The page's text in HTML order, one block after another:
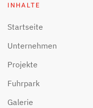
INHALTE
Startseite
Unternehmen
Projekte
Fuhrpark
Galerie